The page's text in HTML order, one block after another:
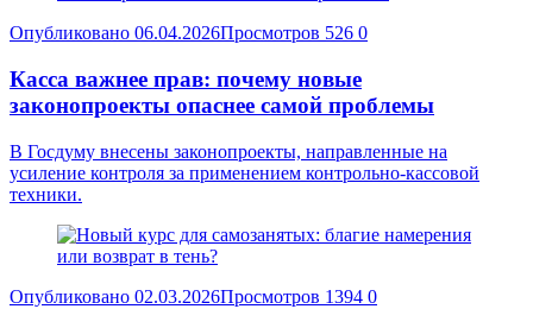
Опубликовано 06.04.2026Просмотров 526 0
Касса важнее прав: почему новые
законопроекты опаснее самой проблемы
В Госдуму внесены законопроекты, направленные на
усиление контроля за применением контрольно-кассовой
техники.
Опубликовано 02.03.2026Просмотров 1394 0